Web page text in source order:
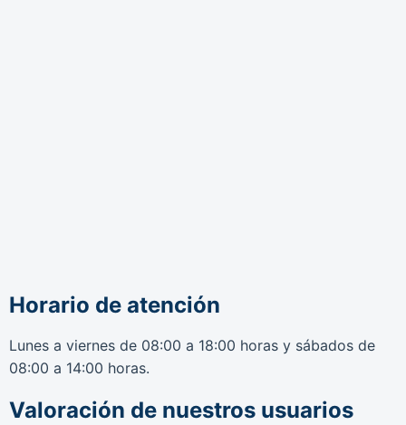
Horario de atención
Lunes a viernes de 08:00 a 18:00 horas y sábados de
08:00 a 14:00 horas.
Valoración de nuestros usuarios